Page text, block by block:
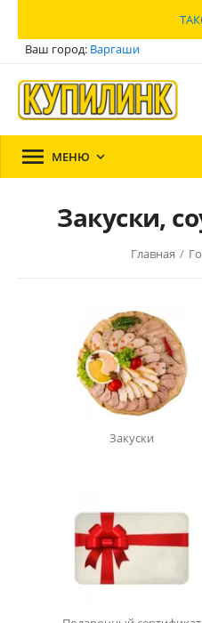
Ваш город: Варгаши
 МЕНЮ 
Закуски,
Главная /
Закуски